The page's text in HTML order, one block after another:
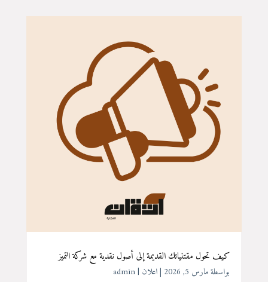
كيف تحول مقتنياتك القديمة إلى أصول نقدية مع شركة التميز
بواسطة ‪ admin مارس 5, 2026 |اعلان